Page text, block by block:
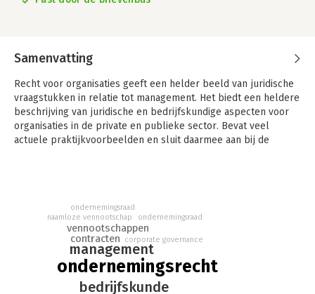
Samenvatting
Recht voor organisaties geeft een helder beeld van juridische
vraagstukken in relatie tot management. Het biedt een heldere
beschrijving van juridische en bedrijfskundige aspecten voor
organisaties in de private en publieke sector. Bevat veel
actuele praktijkvoorbeelden en sluit daarmee aan bij de
verscheidenheid aan thema’s zoals ondernemingsrecht,
arbeidsrecht en HRM, handelsrecht, intellectueel
eigendomsrecht, verhaalsrecht en faillissementsrecht,
internationalisering, samenwerkingsverbanden en de relatie
tussen organisaties en de overheid. Ieder hoofdstuk bevat
tussenvragen en sluit af met een verklarende begrippenlijst,
casussen en verwijzingen naar websites met verdiepende
ondernemingsrecht
bedrijfskunde
management
contracten
vennootschappen
naamloze vennootschap
ondernemingsraad
corporate governance
ondernemingsraad